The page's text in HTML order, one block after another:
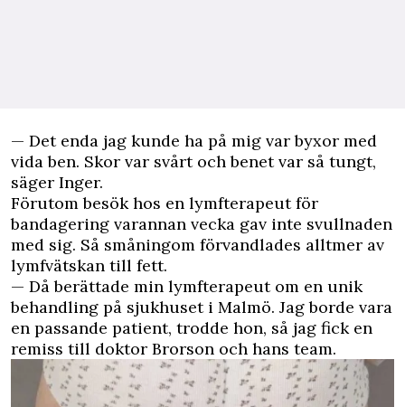
— Det enda jag kunde ha på mig var byxor med
vida ben. Skor var svårt och benet var så tungt,
säger Inger.
Förutom besök hos en lymfterapeut för
bandagering varannan vecka gav inte svullnaden
med sig. Så småningom förvandlades alltmer av
lymfvätskan till fett.
— Då berättade min lymfterapeut om en unik
behandling på sjukhuset i Malmö. Jag borde vara
en passande patient, trodde hon, så jag fick en
remiss till doktor Brorson och hans team.